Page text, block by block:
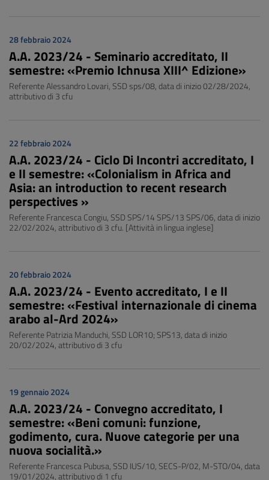
28 febbraio 2024
A.A. 2023/24 - Seminario accreditato, II
semestre: «Premio Ichnusa XIII^ Edizione»
Referente Alessandro Lovari, SSD sps/08, data di inizio 02/28/2024,
attributivo di 3 cfu
22 febbraio 2024
A.A. 2023/24 - Ciclo Di Incontri accreditato, I
e II semestre: «Colonialism in Africa and
Asia: an introduction to recent research
perspectives »
Referente Francesca Congiu, SSD SPS/14 SPS/13 SPS/06, data di inizio
22/02/2024, attributivo di 3 cfu. [Attività in lingua inglese]
20 febbraio 2024
A.A. 2023/24 - Evento accreditato, I e II
semestre: «Festival internazionale di cinema
arabo al-Ard 2024»
Referente Patrizia Manduchi, SSD LOR10; SPS13, data di inizio
20/02/2024, attributivo di 3 cfu
19 gennaio 2024
A.A. 2023/24 - Convegno accreditato, I
semestre: «Beni comuni: funzione,
godimento, cura. Nuove categorie per una
nuova socialità.»
Referente Francesca Pubusa, SSD IUS/10, SECS-P/02, M-STO/04, data
19/01/2024, attributivo di 1 cfu